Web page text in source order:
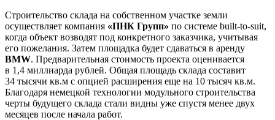
Строительство склада на собственном участке земли
осуществляет компания «ПНК Групп» по системе built-to-suit,
когда объект возводят под конкретного заказчика, учитывая
его пожелания. Затем площадка будет сдаваться в аренду
BMW. Предварительная стоимость проекта оценивается
в 1,4 миллиарда рублей. Общая площадь склада составит
34 тысячи кв.м с опцией расширения еще на 10 тысяч кв.м.
Благодаря немецкой технологии модульного строительства
черты будущего склада стали видны уже спустя менее двух
месяцев после начала работ.